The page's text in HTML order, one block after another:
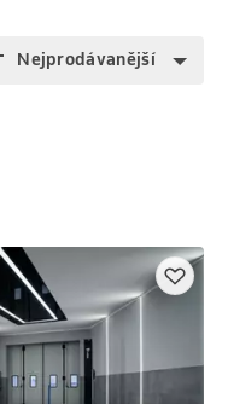
Nejprodávanější